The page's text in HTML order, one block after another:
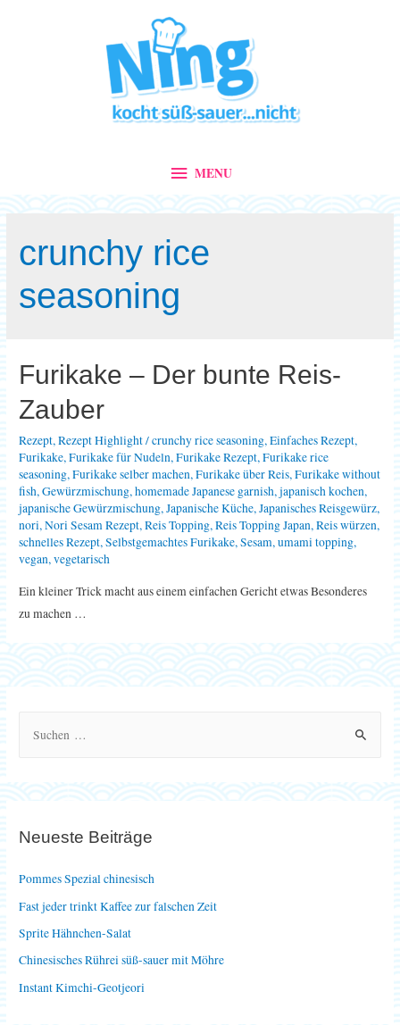
MENU
MENU
crunchy rice
seasoning
Furikake – Der bunte Reis-
Zauber
Rezept,Rezept Highlight/crunchy rice seasoning,Einfaches Rezept,
Furikake,Furikake für Nudeln,Furikake Rezept,Furikake rice
seasoning,Furikake selber machen,Furikake über Reis,Furikake without
fish,Gewürzmischung,homemade Japanese garnish,japanisch kochen,
japanische Gewürzmischung,Japanische Küche,Japanisches Reisgewürz,
nori,Nori Sesam Rezept,Reis Topping,Reis Topping Japan,Reis würzen,
schnelles Rezept,Selbstgemachtes Furikake,Sesam,umami topping,
vegan,vegetarisch
Ein kleiner Trick macht aus einem einfachen Gericht etwas Besonderes
zu machen …
n
c
h
:
Neueste Beiträge
Pommes Spezial chinesisch
Fast jeder trinkt Kaffee zur falschen Zeit
Sprite Hähnchen-Salat
Chinesisches Rührei süß-sauer mit Möhre
Instant Kimchi-Geotjeori